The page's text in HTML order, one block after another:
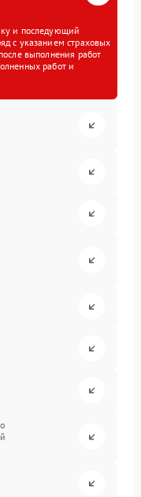
и последующий
с указанием страховых
выполнения работ
работ и